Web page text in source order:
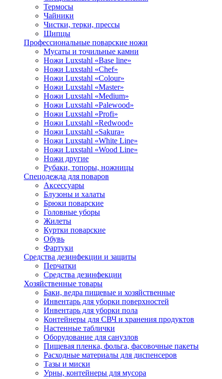
Термосы
Чайники
Чистки, терки, прессы
Щипцы
Профессиональные поварские ножи
Мусаты и точильные камни
Ножи Luxstahl «Base line»
Ножи Luxstahl «Chef»
Ножи Luxstahl «Colour»
Ножи Luxstahl «Master»
Ножи Luxstahl «Medium»
Ножи Luxstahl «Palewood»
Ножи Luxstahl «Profi»
Ножи Luxstahl «Redwood»
Ножи Luxstahl «Sakura»
Ножи Luxstahl «White Line»
Ножи Luxstahl «Wood Line»
Ножи другие
Рубаки, топоры, ножницы
Спецодежда для поваров
Аксессуары
Блузоны и халаты
Брюки поварские
Головные уборы
Жилеты
Куртки поварские
Обувь
Фартуки
Средства дезинфекции и защиты
Перчатки
Средства дезинфекции
Хозяйственные товары
Баки, ведра пищевые и хозяйственные
Инвентарь для уборки поверхностей
Инвентарь для уборки пола
Контейнеры для СВЧ и хранения продуктов
Настенные таблички
Оборудование для санузлов
Пищевая пленка, фольга, фасовочные пакеты
Расходные материалы для диспенсеров
Тазы и миски
Урны, контейнеры для мусора